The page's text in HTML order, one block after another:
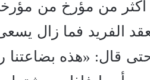
أكثر من مؤرخ من
الفريد فما زال
قال: «هذه بضاعتنا